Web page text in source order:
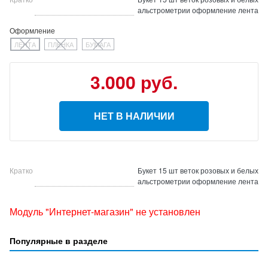
альстрометрии оформление лента
Оформление
ЛЕНТА ПЛЕНКА БУМАГА
3.000 руб.
НЕТ В НАЛИЧИИ
Кратко
Букет 15 шт веток розовых и белых
альстрометрии оформление лента
Модуль "Интернет-магазин" не установлен
Популярные в разделе